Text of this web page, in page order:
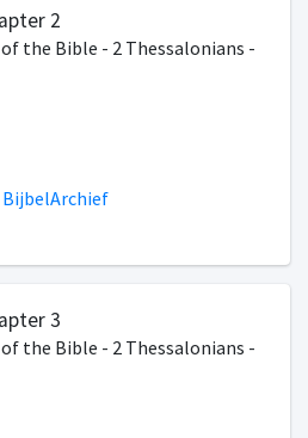
2
the Bible - 2 Thessalonians -
3
the Bible - 2 Thessalonians -